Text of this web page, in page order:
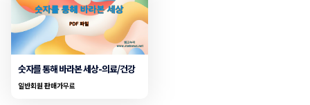
숫자를 통해 바라본 세상-의료/건강
일반회원 판매가무료